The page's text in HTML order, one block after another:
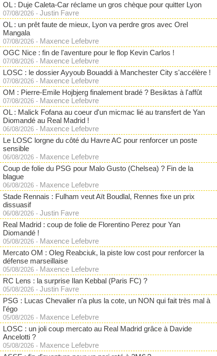
OL : Duje Caleta-Car réclame un gros chèque pour quitter Lyon
07/08/2026 - Justin Favre
OL : un prêt faute de mieux, Lyon va perdre gros avec Orel
Mangala
07/08/2026 - Maxence Lefebvre
OGC Nice : fin de l'aventure pour le flop Kevin Carlos !
07/08/2026 - Maxence Lefebvre
LOSC : le dossier Ayyoub Bouaddi à Manchester City s'accélère !
07/08/2026 - Maxence Lefebvre
OM : Pierre-Emile Hojbjerg finalement bradé ? Besiktas à l'affût
07/08/2026 - Maxence Lefebvre
OL : Malick Fofana au coeur d'un micmac lié au transfert de Yan
Diomandé au Real Madrid !
06/08/2026 - Maxence Lefebvre
Le LOSC lorgne du côté du Havre AC pour renforcer un poste
sensible
06/08/2026 - Maxence Lefebvre
Coup de folie du PSG pour Malo Gusto (Chelsea) ? Fin de la
blague
06/08/2026 - Maxence Lefebvre
Stade Rennais : Fulham veut Aït Boudlal, Rennes fixe un prix
dissuasif
06/08/2026 - Justin Favre
Real Madrid : coup de folie de Florentino Perez pour Yan
Diomandé !
05/08/2026 - Maxence Lefebvre
Mercato OM : Oleg Reabciuk, la piste low cost pour renforcer la
défense marseillaise
05/08/2026 - Maxence Lefebvre
RC Lens : la surprise Ilan Kebbal (Paris FC) ?
05/08/2026 - Justin Favre
PSG : Lucas Chevalier n'a plus la cote, un NON qui fait très mal à
l'égo
05/08/2026 - Maxence Lefebvre
LOSC : un joli coup mercato au Real Madrid grâce à Davide
Ancelotti ?
05/08/2026 - Maxence Lefebvre